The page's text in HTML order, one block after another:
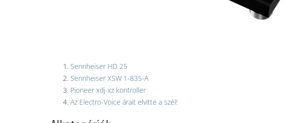
Sennheiser HD 25
Sennheiser XSW 1-835-A
Pioneer xdj-xz kontroller
Az Electro-Voice árait elvitte a szél!